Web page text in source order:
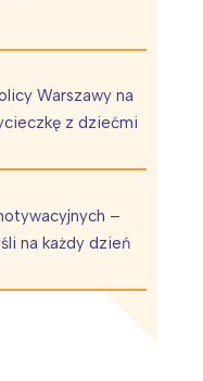
Warszawy na
z dziećmi
–
na każdy dzień